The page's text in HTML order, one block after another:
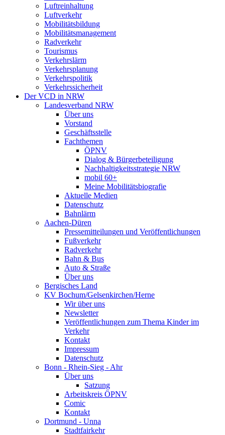
Luftreinhaltung
Luftverkehr
Mobilitätsbildung
Mobilitätsmanagement
Radverkehr
Tourismus
Verkehrslärm
Verkehrsplanung
Verkehrspolitik
Verkehrssicherheit
Der VCD in NRW
Landesverband NRW
Über uns
Vorstand
Geschäftsstelle
Fachthemen
ÖPNV
Dialog & Bürgerbeteiligung
Nachhaltigkeitsstrategie NRW
mobil 60+
Meine Mobilitätsbiografie
Aktuelle Medien
Datenschutz
Bahnlärm
Aachen-Düren
Pressemitteilungen und Veröffentlichungen
Fußverkehr
Radverkehr
Bahn & Bus
Auto & Straße
Über uns
Bergisches Land
KV Bochum/Gelsenkirchen/Herne
Wir über uns
Newsletter
Veröffentlichungen zum Thema Kinder im
Verkehr
Kontakt
Impressum
Datenschutz
Bonn - Rhein-Sieg - Ahr
Über uns
Satzung
Arbeitskreis ÖPNV
Comic
Kontakt
Dortmund - Unna
Stadtfairkehr